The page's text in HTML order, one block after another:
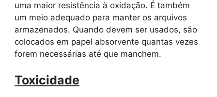
uma maior resistência à oxidação. É também
um meio adequado para manter os arquivos
armazenados. Quando devem ser usados, são
colocados em papel absorvente quantas vezes
forem necessárias até que manchem.
Toxicidade